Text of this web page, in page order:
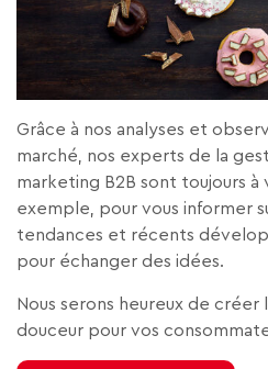
Grâce à nos analyses et
marché, nos experts de la
marketing B2B sont toujours
exemple, pour vous informer
tendances et récents
pour échanger des idées.
Nous serons heureux de
douceur pour vos